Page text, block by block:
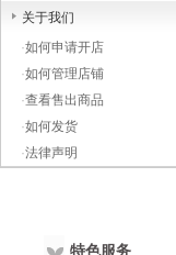
关于我们
·如何申请开店
·如何管理店铺
·查看售出商品
·如何发货
·法律声明
特色服务